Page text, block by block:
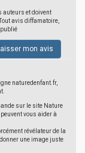
auteurs et doivent
avis diffamatoire,
laisser mon avis
naturedenfant.fr,
sur le site Nature
vous aider à
révélateur de la
une image juste